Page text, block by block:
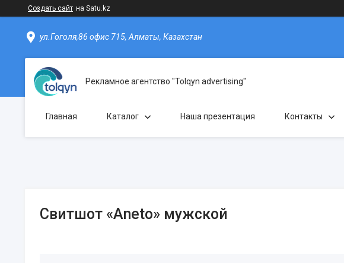
Создать сайт на Satu.kz
ул.Гоголя,86 офис 715, Алматы, Казахстан
Рекламное агентство "Tolqyn advertising"
Главная Каталог Наша презентация Контакты
Свитшот «Aneto» мужской